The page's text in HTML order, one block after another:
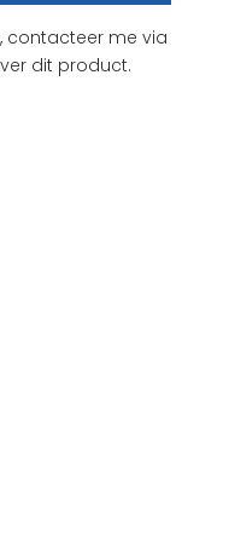
contacteer me via
dit product.